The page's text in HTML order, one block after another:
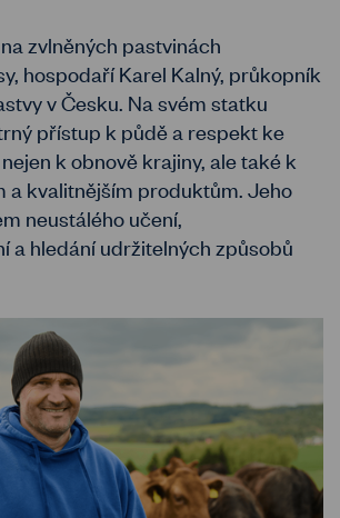
zvlněných pastvinách
hospodaří Karel Kalný, průkopník
v Česku. Na svém statku
přístup k půdě a respekt ke
k obnově krajiny, ale také k
a kvalitnějším produktům. Jeho
neustálého učení,
a hledání udržitelných způsobů